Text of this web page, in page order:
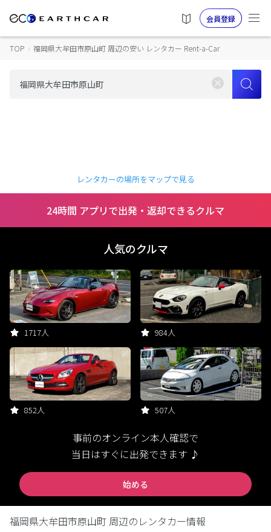
会員登録
TOP › 福岡県大牟田市原山町 周辺の安い レンタカー Rent-a-Car
レンタカーの場所をマップで見る
24時間 アプリで出発・返却できるクルマ
人気のクルマ
1717人 984人
852人 507人
事前のオンライン本人確認で
当日はすぐに出発できます ♪
始める
福岡県大牟田市原山町 周辺のレンタカー情報